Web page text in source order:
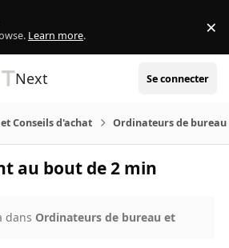
Learn more. ×
Next Se connecter
Conseils d'achat Ordinateurs de bureau
au bout de 2 min
dans Ordinateurs de bureau et